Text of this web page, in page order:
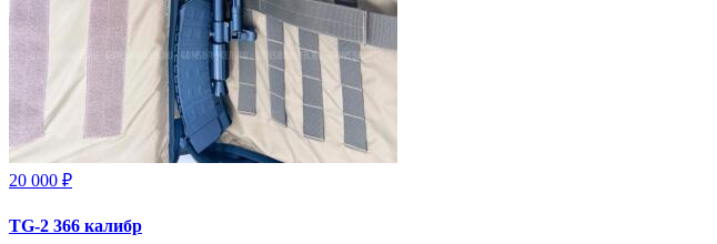
20 000 ₽
TG-2 366 калибр